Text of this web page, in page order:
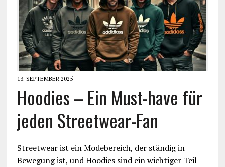
13. SEPTEMBER 2025
Hoodies – Ein Must-have für
jeden Streetwear-Fan
Streetwear ist ein Modebereich, der ständig in
Bewegung ist, und Hoodies sind ein wichtiger Teil